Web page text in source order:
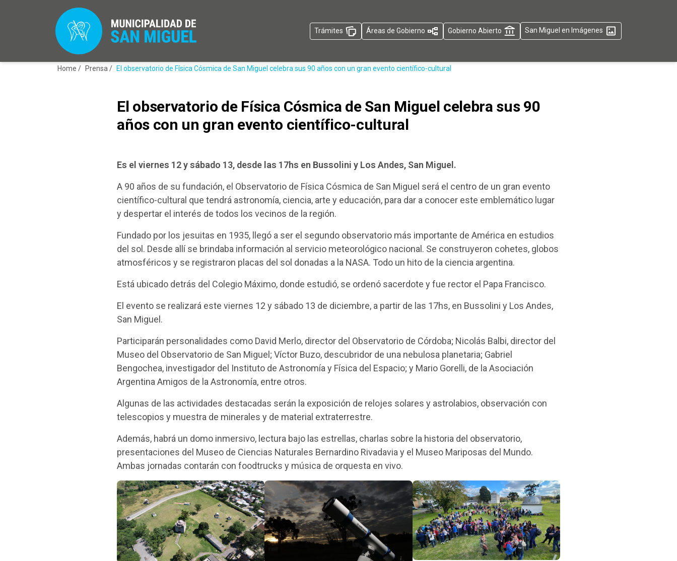
Trámites Áreas de Gobierno Gobierno Abierto San Miguel en Imágenes
Home / Prensa / El observatorio de Física Cósmica de San Miguel celebra sus 90 años con un gran evento científico-cultural
El observatorio de Física Cósmica de San Miguel celebra sus 90
años con un gran evento científico-cultural
Es el viernes 12 y sábado 13, desde las 17hs en Bussolini y Los Andes, San Miguel.
A 90 años de su fundación, el Observatorio de Física Cósmica de San Miguel será el centro de un gran evento
científico-cultural que tendrá astronomía, ciencia, arte y educación, para dar a conocer este emblemático lugar
y despertar el interés de todos los vecinos de la región.
Fundado por los jesuitas en 1935, llegó a ser el segundo observatorio más importante de América en estudios
del sol. Desde allí se brindaba información al servicio meteorológico nacional. Se construyeron cohetes, globos
atmosféricos y se registraron placas del sol donadas a la NASA. Todo un hito de la ciencia argentina.
Está ubicado detrás del Colegio Máximo, donde estudió, se ordenó sacerdote y fue rector el Papa Francisco.
El evento se realizará este viernes 12 y sábado 13 de diciembre, a partir de las 17hs, en Bussolini y Los Andes,
San Miguel.
Participarán personalidades como David Merlo, director del Observatorio de Córdoba; Nicolás Balbi, director del
Museo del Observatorio de San Miguel; Víctor Buzo, descubridor de una nebulosa planetaria; Gabriel
Bengochea, investigador del Instituto de Astronomía y Física del Espacio; y Mario Gorelli, de la Asociación
Argentina Amigos de la Astronomía, entre otros.
Algunas de las actividades destacadas serán la exposición de relojes solares y astrolabios, observación con
telescopios y muestra de minerales y de material extraterrestre.
Además, habrá un domo inmersivo, lectura bajo las estrellas, charlas sobre la historia del observatorio,
presentaciones del Museo de Ciencias Naturales Bernardino Rivadavia y el Museo Mariposas del Mundo.
Ambas jornadas contarán con foodtrucks y música de orquesta en vivo.